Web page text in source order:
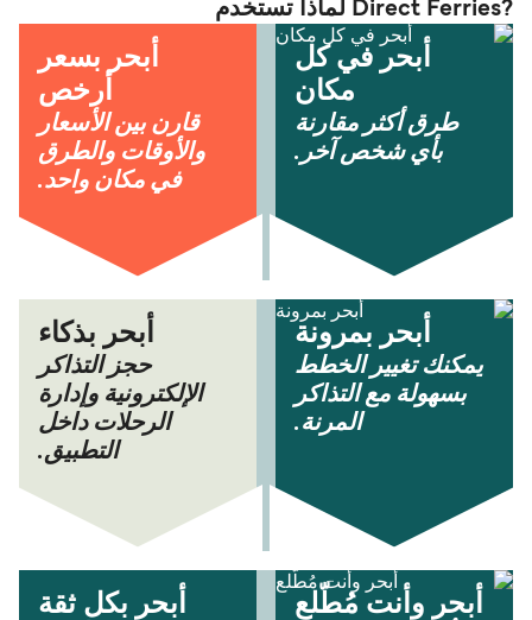
?Direct Ferries لماذا تستخدم
أبحر في كل
مكان
طرق أكثر مقارنة
بأي شخص آخر.
أبحر بسعر
أرخص
قارن بين الأسعار
والأوقات والطرق
في مكان واحد.
أبحر بمرونة
يمكنك تغيير الخطط
بسهولة مع التذاكر
المرنة.
أبحر بذكاء
حجز التذاكر
الإلكترونية وإدارة
الرحلات داخل
التطبيق.
أبحر وأنت مُطّلع أبحر بكل ثقة